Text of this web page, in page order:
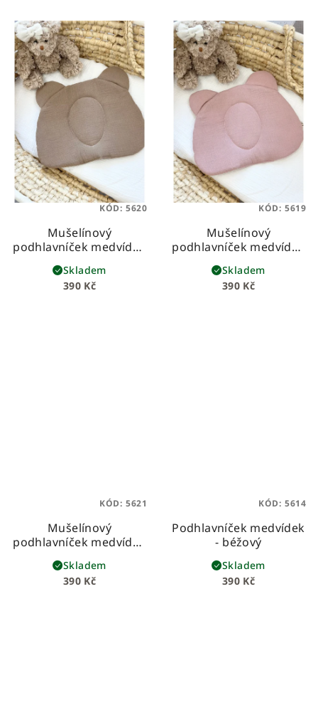
Mušelínový
podhlavníček medvídek
390 Kč
Skladem
KÓD: 5620
Mušelínový
podhlavníček medvídek
- pudrový
390 Kč
Skladem
KÓD: 5619
Mušelínový
podhlavníček medvídek
- světle šedý
390 Kč
Skladem
KÓD: 5621
Podhlavníček medvídek
- béžový
390 Kč
Skladem
KÓD: 5614